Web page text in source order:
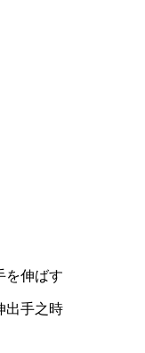
を伸ばす
出手之時